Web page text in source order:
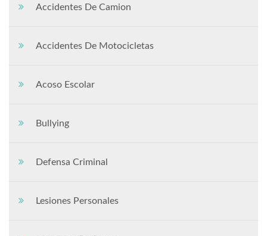
Accidentes De Camion
Accidentes De Motocicletas
Acoso Escolar
Bullying
Defensa Criminal
Lesiones Personales